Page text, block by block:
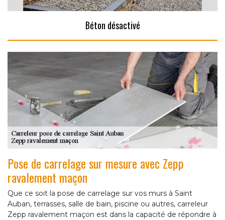
Béton désactivé
Pose de carrelage sur mesure avec Zepp
ravalement maçon
Que ce soit la pose de carrelage sur vos murs à Saint
Auban, terrasses, salle de bain, piscine ou autres, carreleur
Zepp ravalement maçon est dans la capacité de répondre à